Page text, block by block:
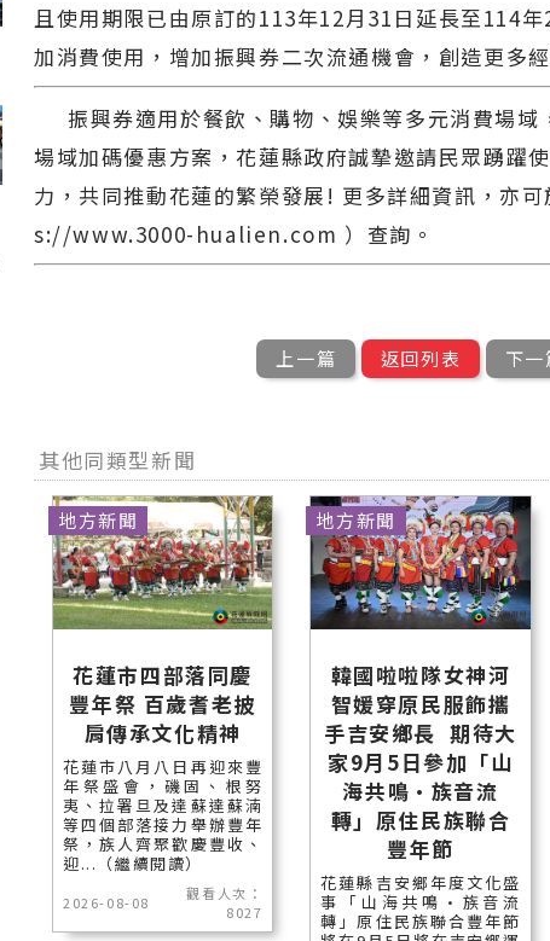
且使用期限已由原訂的113年12月31日延長至114
加消費使用，增加振興券二次流通機會，創造更多
振興券適用於餐飲、購物、娛樂等多元消費場域
場域加碼優惠方案，花蓮縣政府誠摯邀請民眾踴躍
力，共同推動花蓮的繁榮發展! 更多詳細資訊，亦
s://www.3000-hualien.com ）查詢。
上一篇 返回列表 下一
其他同類型新聞
花蓮市四部落同慶
豐年祭 百歲耆老披
肩傳承文化精神
花蓮市八月八日再迎來豐
年祭盛會，磯固、根努
夷、拉署旦及達蘇達蘇湳
等四個部落接力舉辦豐年
祭，族人齊聚歡慶豐收、
迎...（繼續閱讀）
2026-08-08
觀看人次：
8027
地方新聞
韓國啦啦隊女神河
智媛穿原民服飾攜
手吉安鄉長 期待大
家9月5日參加「山
海共鳴•族音流
轉」原住民族聯合
豐年節
花蓮縣吉安鄉年度文化盛
事「山海共鳴•族音流
轉」原住民族聯合豐年節
地方新聞